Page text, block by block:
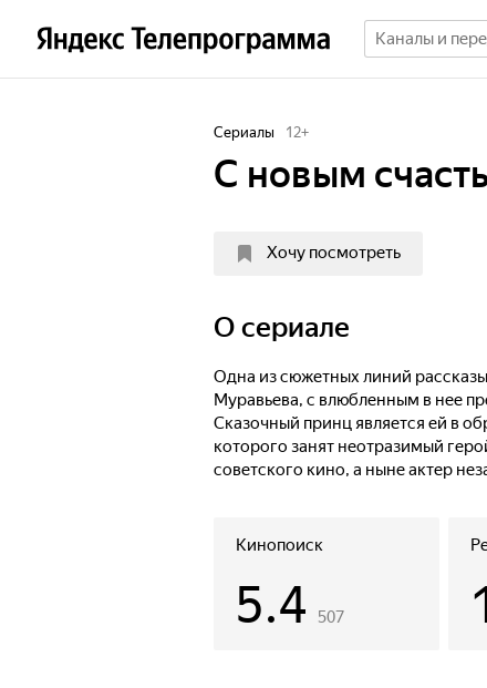
Сериалы 12+
С новым
Хочу посмотреть
O сериале
Одна из сюжетных линий
Муравьева, с влюбленным в нее
Сказочный принц является ей в
которого занят неотразимый
советского кино, а ныне актер
Кинопоиск
5.4 507